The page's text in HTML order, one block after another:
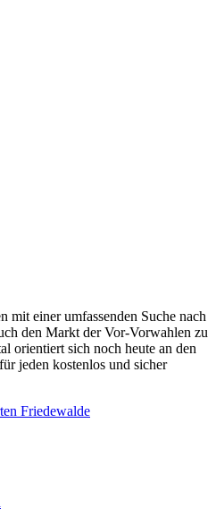
mit einer umfassenden Suche nach
den Markt der Vor-Vorwahlen zu
orientiert sich noch heute an den
jeden kostenlos und sicher
Friedewalde